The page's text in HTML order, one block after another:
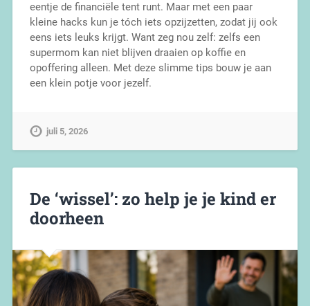
eentje de financiële tent runt. Maar met een paar
kleine hacks kun je tóch iets opzijzetten, zodat jij ook
eens iets leuks krijgt. Want zeg nou zelf: zelfs een
supermom kan niet blijven draaien op koffie en
opoffering alleen. Met deze slimme tips bouw je aan
een klein potje voor jezelf.
juli 5, 2026
De ‘wissel’: zo help je je kind er
doorheen